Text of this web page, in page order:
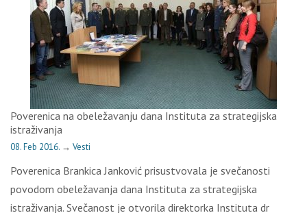
Poverenica na obeležavanju dana Instituta za strategijska
istraživanja
08. Feb 2016. → Vesti
Poverenica Brankica Janković prisustvovala je svečanosti
povodom obeležavanja dana Instituta za strategijska
istraživanja. Svečanost je otvorila direktorka Instituta dr